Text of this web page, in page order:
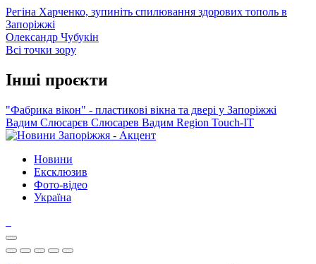
Регіна Харченко, зупиніть спилювання здорових тополь в
Запоріжжі
Олександр Чубукін
Всі точки зору
Інші проєкти
"Фабрика вікон" - пластикові вікна та двері у Запоріжжі
Вадим Слюсарєв Слюсарев Вадим Region Touch-IT
Новини
Ексклюзив
Фото-відео
Україна